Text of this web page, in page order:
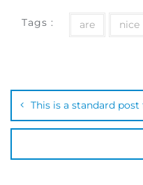
Tags : are nice
This is a standard